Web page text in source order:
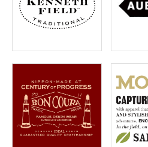
お問い合わせ
OFFICIAL WEB SITE
meeting_room ログイン 会員登